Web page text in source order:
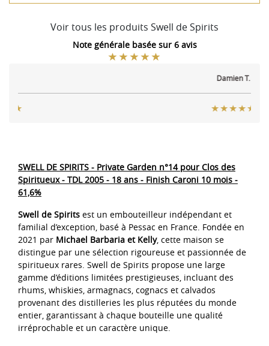
Voir tous les produits Swell de Spirits
Note générale basée sur 6 avis
SWELL DE SPIRITS - Private Garden n°14 pour Clos des
Spiritueux - TDL 2005 - 18 ans - Finish Caroni 10 mois -
61,6%
Swell de Spirits est un embouteilleur indépendant et
familial d’exception, basé à Pessac en France. Fondée en
2021 par Michael Barbaria et Kelly, cette maison se
distingue par une sélection rigoureuse et passionnée de
spiritueux rares. Swell de Spirits propose une large
gamme d’éditions limitées prestigieuses, incluant des
rhums, whiskies, armagnacs, cognacs et calvados
provenant des distilleries les plus réputées du monde
entier, garantissant à chaque bouteille une qualité
irréprochable et un caractère unique.